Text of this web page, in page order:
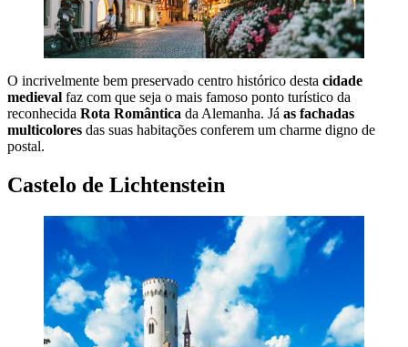
O incrivelmente bem preservado centro histórico desta cidade
medieval faz com que seja o mais famoso ponto turístico da
reconhecida Rota Romântica da Alemanha. Já as fachadas
multicolores das suas habitações conferem um charme digno de
postal.
Castelo de Lichtenstein